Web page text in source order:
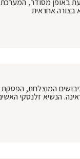
באופן מסודר,
בצורה אחראית
המוצלחת,
הנשיא זלנסקי